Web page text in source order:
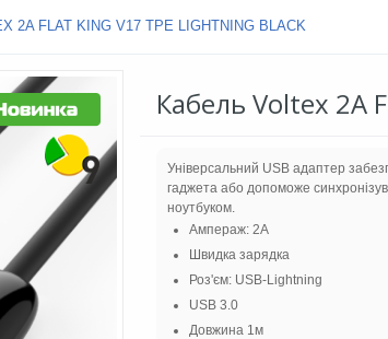
2A FLAT KING V17 TPE LIGHTNING BLACK
Кабель Voltex 2A
Універсальний USB адаптер
гаджета або допоможе
ноутбуком.
Ампераж: 2A
Швидка зарядка
Роз'єм: USB-Lightning
USB 3.0
Довжина 1м